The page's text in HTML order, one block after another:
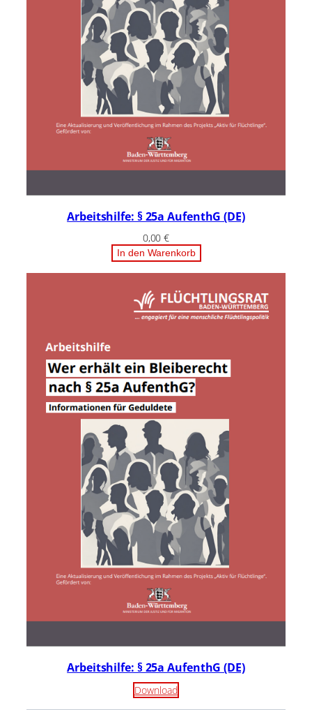
Arbeitshilfe: § 25a AufenthG (DE)
0,00€
In den Warenkorb
Arbeitshilfe: § 25a AufenthG (DE)
Download